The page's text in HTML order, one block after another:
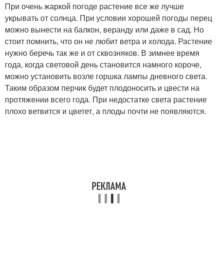
При очень жаркой погоде растение все же лучше
укрывать от солнца. При условии хорошей погоды перец
можно вынести на балкон, веранду или даже в сад. Но
стоит помнить, что он не любит ветра и холода. Растение
нужно беречь так же и от сквозняков. В зимнее время
года, когда световой день становится намного короче,
можно установить возле горшка лампы дневного света.
Таким образом перчик будет плодоносить и цвести на
протяжении всего года. При недостатке света растение
плохо ветвится и цветет, а плоды почти не появляются.